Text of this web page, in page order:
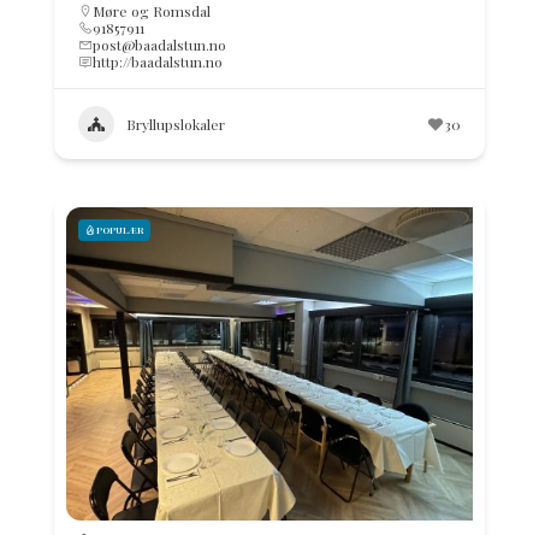
Møre og Romsdal
91857911
post@baadalstun.no
http://baadalstun.no
Bryllupslokaler 30
POPULÆR